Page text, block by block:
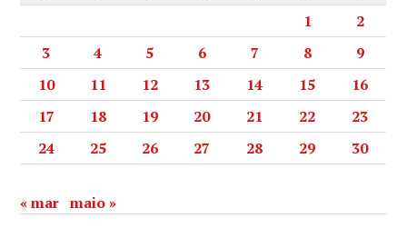
1
2
3
4 5 6 7 8
9
10
11 12 13 14 15
16
17
18 19 20 21 22
23
24
25 26 27 28 29 30
« mar maio »